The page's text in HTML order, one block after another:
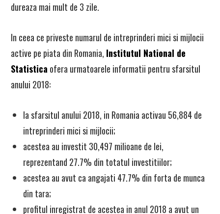
dureaza mai mult de 3 zile.
In ceea ce priveste numarul de intreprinderi mici si mijlocii
active pe piata din Romania, Institutul National de
Statistica ofera urmatoarele informatii pentru sfarsitul
anului 2018:
la sfarsitul anului 2018, in Romania activau 56,884 de
intreprinderi mici si mijlocii;
acestea au investit 30,497 milioane de lei,
reprezentand 27.7% din totatul investitiilor;
acestea au avut ca angajati 47.7% din forta de munca
din tara;
profitul inregistrat de acestea in anul 2018 a avut un